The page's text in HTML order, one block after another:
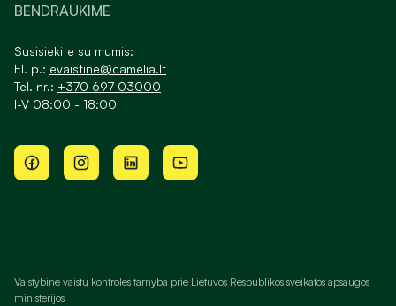
BENDRAUKIME
Susisiekite su mumis:
El. p.: evaistine@camelia.lt
Tel. nr.: +370 697 03000
I-V 08:00 - 18:00
Valstybinė vaistų kontrolės tarnyba prie Lietuvos Respublikos sveikatos apsaugos
ministerijos